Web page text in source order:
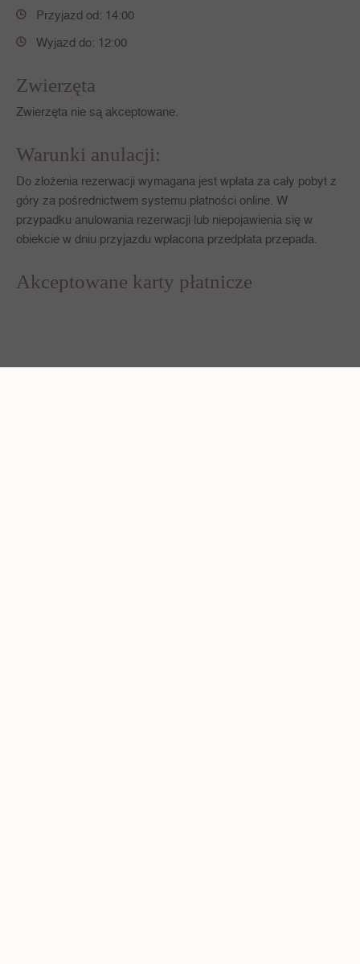
Przyjazd od: 14:00
Wyjazd do: 12:00
Zwierzęta
Zwierzęta nie są akceptowane.
Warunki anulacji:
Do złożenia rezerwacji wymagana jest wpłata za cały pobyt z
góry za pośrednictwem systemu płatności online. W
przypadku anulowania rezerwacji lub niepojawienia się w
obiekcie w dniu przyjazdu wpłacona przedpłata przepada.
Akceptowane karty płatnicze